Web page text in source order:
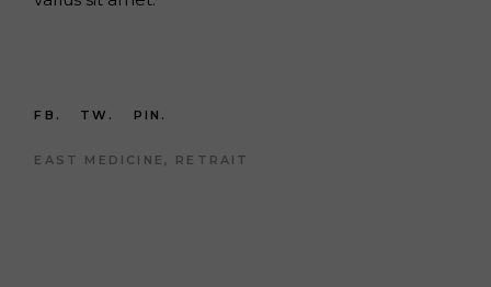
FB. TW. PIN.
EAST MEDICINE RETRAIT